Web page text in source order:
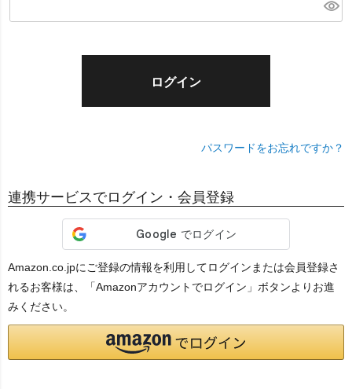
ログイン
パスワードをお忘れですか？
連携サービスでログイン・会員登録
Amazon.co.jpにご登録の情報を利用してログインまたは会員登録さ
れるお客様は、「Amazonアカウントでログイン」ボタンよりお進
みください。